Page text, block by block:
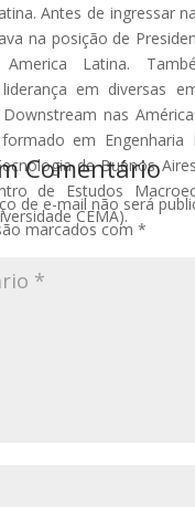
Antes de ingressar
na posição de
America Latina.
em diversas
Downstream nas
em Engenharia
de Buenos
de Estudos
CEMA).
Comentário
de e-mail não será
marcados com *